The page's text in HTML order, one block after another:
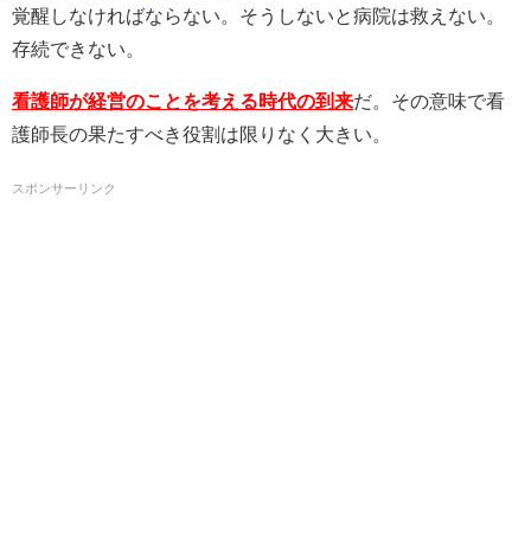
覚醒しなければならない。そうしないと病院は救えない。
存続できない。
看護師が経営のことを考える時代の到来だ。その意味で看
護師長の果たすべき役割は限りなく大きい。
スポンサーリンク